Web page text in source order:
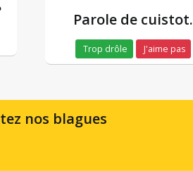
Parole de cuistot.
Trop drôle J'aime pas
nos blagues